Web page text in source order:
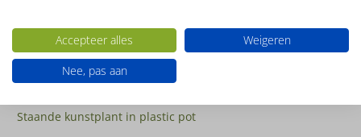
ficus
Productsoort
kunstplanten
Staande kunstplant in plastic pot
Accepteer alles
Weigeren
Nee, pas aan